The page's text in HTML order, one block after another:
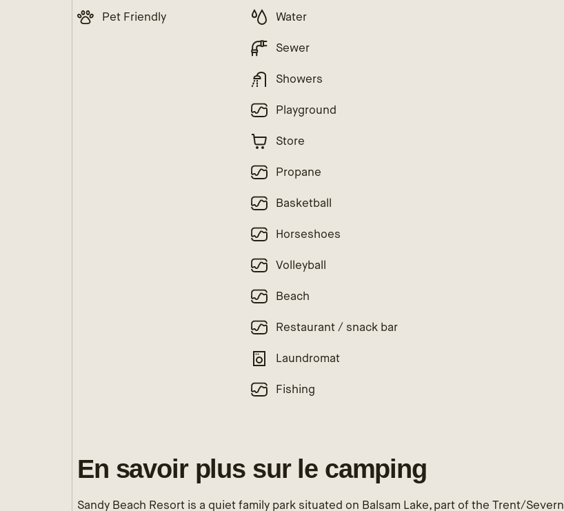
Pet Friendly Water
Sewer
Showers
Playground
Store
Propane
Basketball
Horseshoes
Volleyball
Beach
Restaurant / snack bar
Laundromat
Fishing
En savoir plus sur le camping
Sandy Beach Resort is a quiet family park situated on Balsam Lake, part of the Trent/Severn